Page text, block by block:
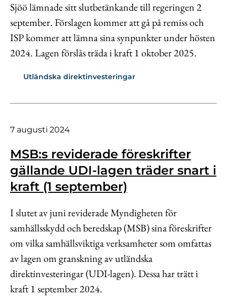
Sjöö lämnade sitt slutbetänkande till regeringen 2
september. Förslagen kommer att gå på remiss och
ISP kommer att lämna sina synpunkter under hösten
2024. Lagen förslås träda i kraft 1 oktober 2025.
Utländska direktinvesteringar
7 augusti 2024
MSB:s reviderade föreskrifter
gällande UDI-lagen träder snart i
kraft (1 september)
I slutet av juni reviderade Myndigheten för
samhällsskydd och beredskap (MSB) sina föreskrifter
om vilka samhällsviktiga verksamheter som omfattas
av lagen om granskning av utländska
direktinvesteringar (UDI-lagen). Dessa har trätt i
kraft 1 september 2024.